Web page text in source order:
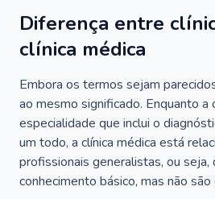
Diferença entre
clínica médica
Embora os termos sejam
ao mesmo significado. Enquanto a
especialidade que inclui o
um todo, a clínica médica está
profissionais generalistas, ou seja,
conhecimento básico, mas não